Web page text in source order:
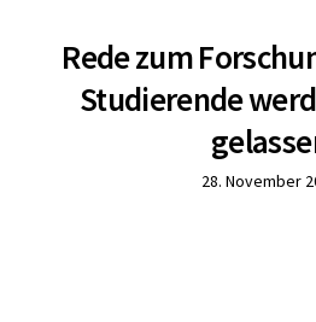
Rede zum
Studierende
28. November